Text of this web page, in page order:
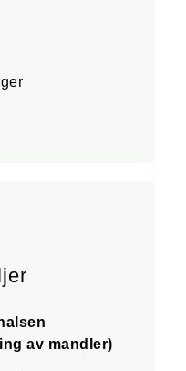
av mandler)